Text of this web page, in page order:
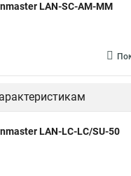
LAN-SC-AM-MM
LAN-LC-LC/SU-50